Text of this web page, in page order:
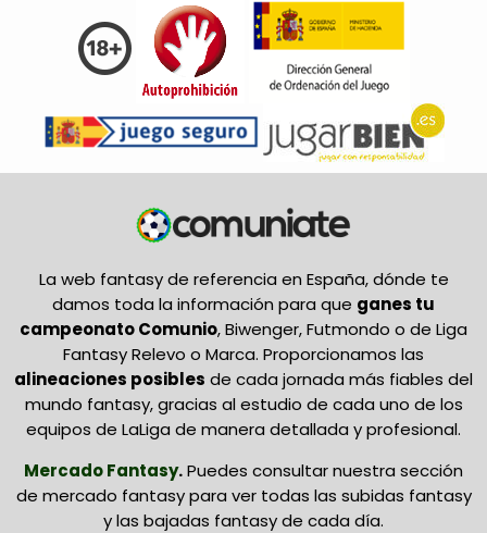
La web fantasy de referencia en España, dónde te
damos toda la información para que ganes tu
campeonato Comunio, Biwenger, Futmondo o de Liga
Fantasy Relevo o Marca. Proporcionamos las
alineaciones posibles de cada jornada más fiables del
mundo fantasy, gracias al estudio de cada uno de los
equipos de LaLiga de manera detallada y profesional.
Mercado Fantasy.Puedes consultar nuestra sección
de mercado fantasy para ver todas las subidas fantasy
y las bajadas fantasy de cada día.